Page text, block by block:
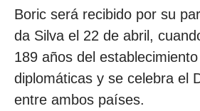
Boric será recibido por su
da Silva el 22 de abril,
189 años del
diplomáticas y se celebra el
entre ambos países.